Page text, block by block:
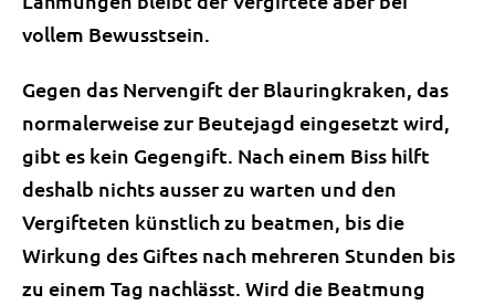
vollem Bewusstsein.
Gegen das Nervengift der Blauringkraken, das
normalerweise zur Beutejagd eingesetzt wird,
gibt es kein Gegengift. Nach einem Biss hilft
deshalb nichts ausser zu warten und den
Vergifteten künstlich zu beatmen, bis die
Wirkung des Giftes nach mehreren Stunden bis
zu einem Tag nachlässt. Wird die Beatmung